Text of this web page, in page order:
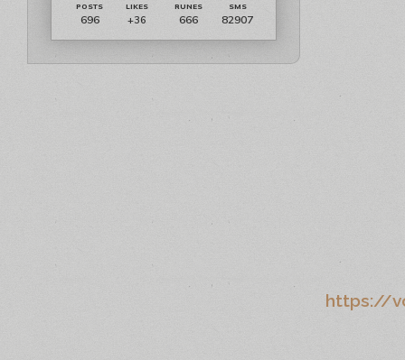
696 +36 666 82907
https://